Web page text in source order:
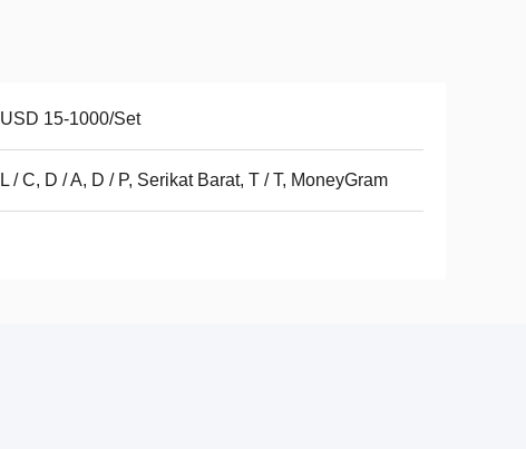
USD 15-1000/Set
L / C, D / A, D / P, Serikat Barat, T / T, MoneyGram